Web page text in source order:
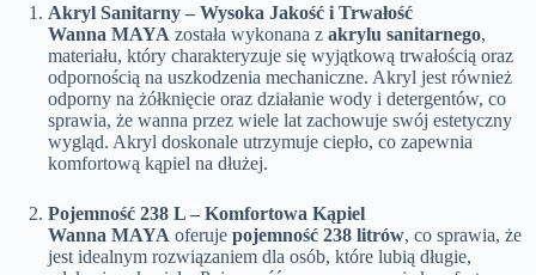
Akryl Sanitarny – Wysoka Jakość i Trwałość
Wanna MAYA została wykonana z akrylu sanitarnego,
materiału, który charakteryzuje się wyjątkową trwałością oraz
odpornością na uszkodzenia mechaniczne. Akryl jest również
odporny na żółknięcie oraz działanie wody i detergentów, co
sprawia, że wanna przez wiele lat zachowuje swój estetyczny
wygląd. Akryl doskonale utrzymuje ciepło, co zapewnia
komfortową kąpiel na dłużej.
Pojemność 238 L – Komfortowa Kąpiel
Wanna MAYA oferuje pojemność 238 litrów, co sprawia, że
jest idealnym rozwiązaniem dla osób, które lubią długie,